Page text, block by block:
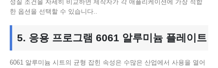
성질 조건을 자세히 비교하면 제작자가 각 애플리케이션에 가장 적합
한 옵션을 선택할 수 있습니다..
5. 응용 프로그램 6061 알루미늄 플레이트
6061 알루미늄 시트의 균형 잡힌 속성은 수많은 산업에서 사용을 열어